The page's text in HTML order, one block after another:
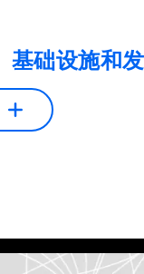
基础设施和